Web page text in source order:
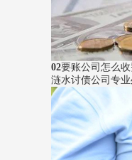
02要账公司怎么收
涟水讨债公司专